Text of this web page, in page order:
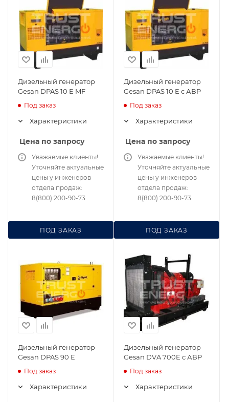
Дизельный генератор
Gesan DPAS 10 E MF
Под заказ
Характеристики
Цена по запросу
ПОД ЗАКАЗ
Уважаемые клиенты!
Уточняйте актуальные
цены у инженеров
отдела продаж:
8(800) 200-90-73
Дизельный генератор
Gesan DPAS 10 E с АВР
Под заказ
Характеристики
Цена по запросу
ПОД ЗАКАЗ
Уважаемые клиенты!
Уточняйте актуальные
цены у инженеров
отдела продаж:
8(800) 200-90-73
Дизельный генератор
Gesan DPAS 90 E
Под заказ
Характеристики
Дизельный генератор
Gesan DVA 700E с АВР
Под заказ
Характеристики